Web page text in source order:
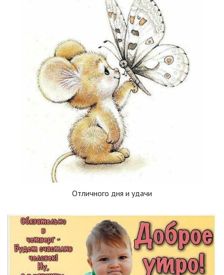
Отличного дня и удачи